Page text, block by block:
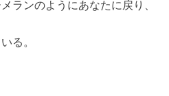
ランのようにあなたに戻り、
る。